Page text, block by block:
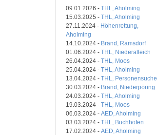
09.01.2026 - THL, Aholming
15.03.2025 - THL, Aholming
27.11.2024 - Höhenrettung,
Aholming
14.10.2024 - Brand, Ramsdorf
01.06.2024 - THL, Niederalteich
26.04.2024 - THL, Moos
25.04.2024 - THL, Aholming
13.04.2024 - THL, Personensuche
30.03.2024 - Brand, Niederpöring
24.03.2024 - THL, Aholming
19.03.2024 - THL, Moos
06.03.2024 - AED, Aholming
03.03.2024 - THL, Buchhofen
17.02.2024 - AED, Aholming